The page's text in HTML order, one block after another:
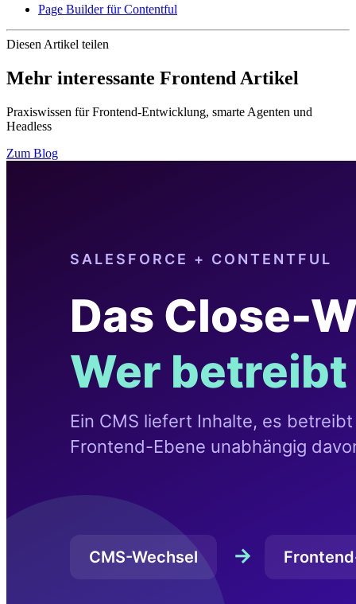
Page Builder für Contentful
Diesen Artikel teilen
Mehr interessante Frontend Artikel
Praxiswissen für Frontend-Entwicklung, smarte Agenten und
Headless
Zum Blog